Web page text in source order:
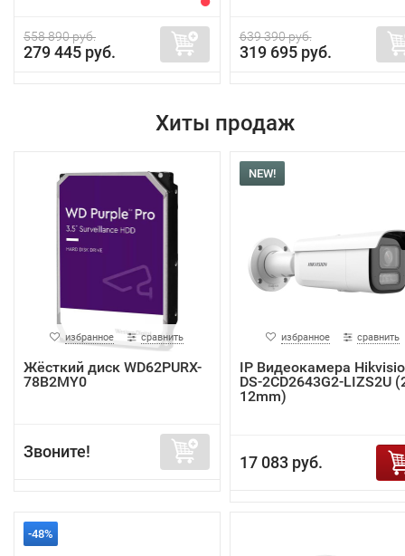
558 890 руб.
279 445 руб.
639 390 руб.
319 695 руб.
Хиты продаж
избранное сравнить
Жёсткий диск WD62PURX-
78B2MY0
Звоните!
NEW!
избранное сравнить
IP Видеокамера
DS-2CD2643G2-LIZS2U
12mm)
17 083 руб.
-48%